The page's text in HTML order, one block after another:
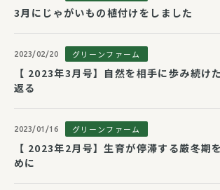
3月にじゃがいもの植付けをしました
2023/02/20 グリーンファーム
【 2023年3月号】自然を相手に歩み続け
返る
2023/01/16 グリーンファーム
【 2023年2月号】生育が停滞する厳冬期
めに